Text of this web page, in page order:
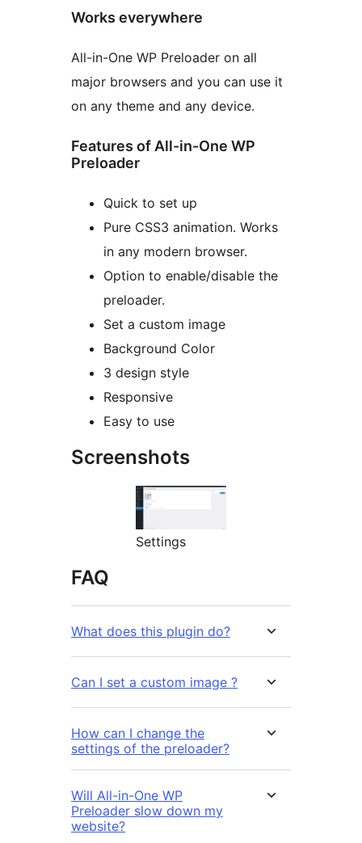
Works everywhere
All-in-One WP Preloader on all
major browsers and you can use it
on any theme and any device.
Features of All-in-One WP
Preloader
Quick to set up
Pure CSS3 animation. Works
in any modern browser.
Option to enable/disable the
preloader.
Set a custom image
Background Color
3 design style
Responsive
Easy to use
Screenshots
Settings
FAQ
What does this plugin do?
Can I set a custom image ?
How can I change the
settings of the preloader?
Will All-in-One WP
Preloader slow down my
website?